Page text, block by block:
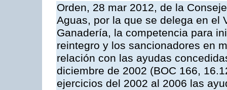
Orden, 28 mar 2012, de la
Aguas, por la que se delega en el
Ganadería, la competencia para
reintegro y los sancionadores en
relación con las ayudas
diciembre de 2002 (BOC 166,
ejercicios del 2002 al 2006 las